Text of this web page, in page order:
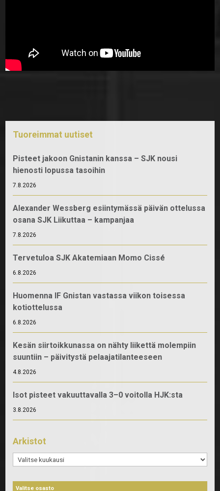
Tuoreimmat uutiset
Pisteet jakoon Gnistanin kanssa – SJK nousi
hienosti lopussa tasoihin
7.8.2026
Alexander Wessberg esiintymässä päivän ottelussa
osana SJK Liikuttaa – kampanjaa
7.8.2026
Tervetuloa SJK Akatemiaan Momo Cissé
6.8.2026
Huomenna IF Gnistan vastassa viikon toisessa
kotiottelussa
6.8.2026
Kesän siirtoikkunassa on nähty liikettä molempiin
suuntiin – päivitystä pelaajatilanteeseen
4.8.2026
Isot pisteet vakuuttavalla 3–0 voitolla HJK:sta
3.8.2026
Arkistot
Arkistot